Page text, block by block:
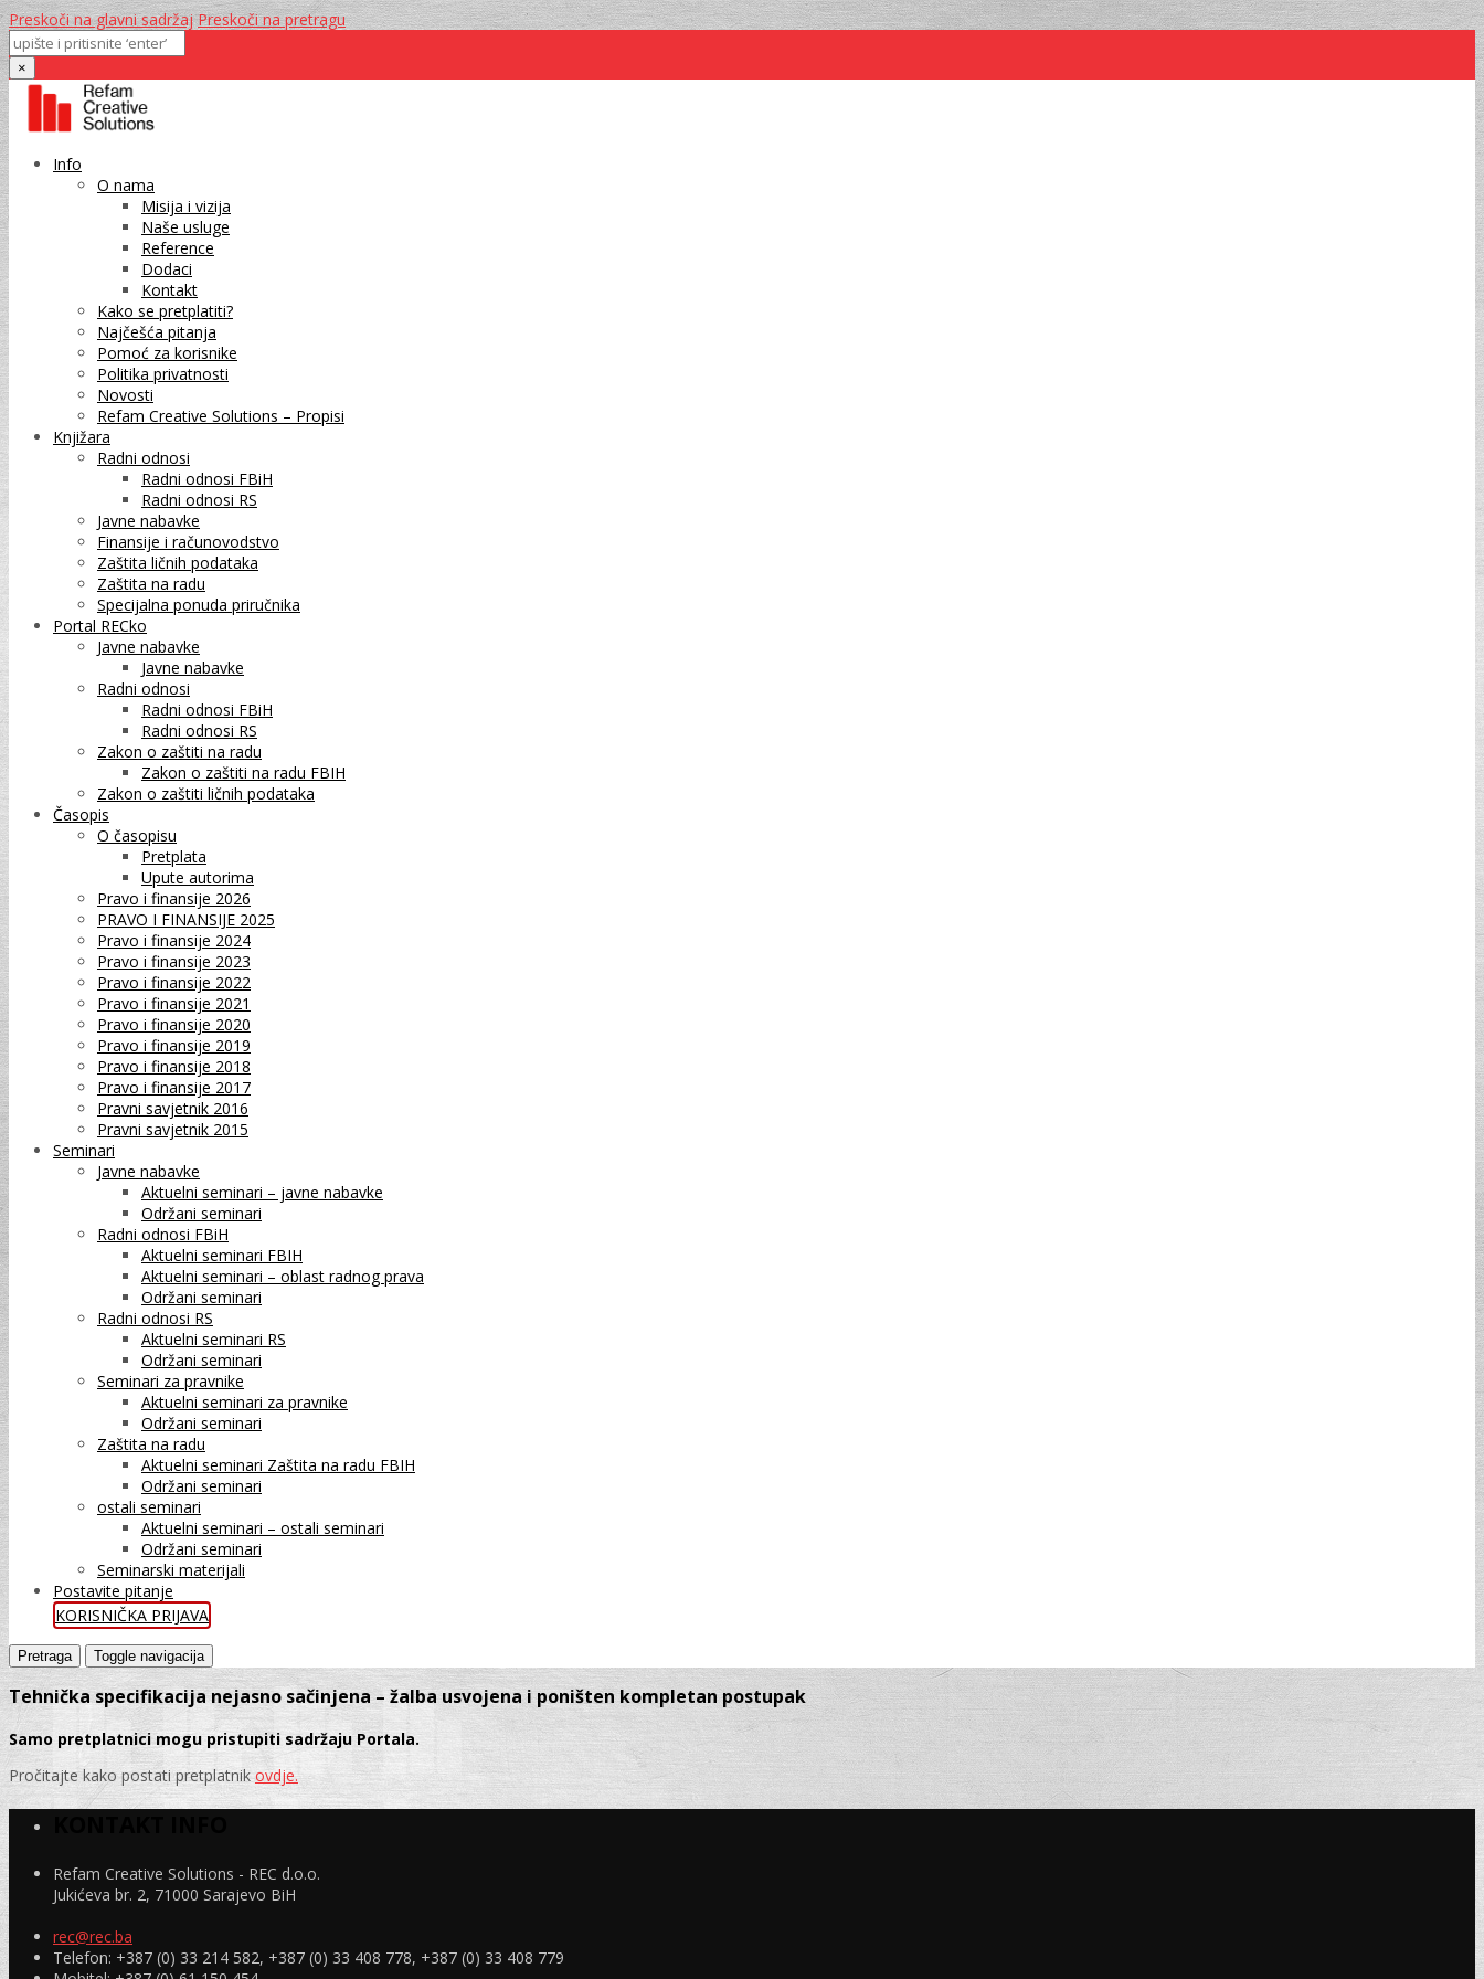
Preskoči na glavni sadržaj Preskoči na pretragu
×
Info
O nama
Misija i vizija
Naše usluge
Reference
Dodaci
Kontakt
Kako se pretplatiti?
Najčešća pitanja
Pomoć za korisnike
Politika privatnosti
Novosti
Refam Creative Solutions – Propisi
Knjižara
Radni odnosi
Radni odnosi FBiH
Radni odnosi RS
Javne nabavke
Finansije i računovodstvo
Zaštita ličnih podataka
Zaštita na radu
Specijalna ponuda priručnika
Portal RECko
Javne nabavke
Javne nabavke
Radni odnosi
Radni odnosi FBiH
Radni odnosi RS
Zakon o zaštiti na radu
Zakon o zaštiti na radu FBIH
Zakon o zaštiti ličnih podataka
Časopis
O časopisu
Pretplata
Upute autorima
Pravo i finansije 2026
PRAVO I FINANSIJE 2025
Pravo i finansije 2024
Pravo i finansije 2023
Pravo i finansije 2022
Pravo i finansije 2021
Pravo i finansije 2020
Pravo i finansije 2019
Pravo i finansije 2018
Pravo i finansije 2017
Pravni savjetnik 2016
Pravni savjetnik 2015
Seminari
Javne nabavke
Aktuelni seminari – javne nabavke
Održani seminari
Radni odnosi FBiH
Aktuelni seminari FBIH
Aktuelni seminari – oblast radnog prava
Održani seminari
Radni odnosi RS
Aktuelni seminari RS
Održani seminari
Seminari za pravnike
Aktuelni seminari za pravnike
Održani seminari
Zaštita na radu
Aktuelni seminari Zaštita na radu FBIH
Održani seminari
ostali seminari
Aktuelni seminari – ostali seminari
Održani seminari
Seminarski materijali
Postavite pitanje
KORISNIČKA PRIJAVA
Pretraga Toggle navigacija
Tehnička specifikacija nejasno sačinjena – žalba usvojena i poništen kompletan postupak
Samo pretplatnici mogu pristupiti sadržaju Portala.
Pročitajte kako postati pretplatnikovdje.
Refam Creative Solutions - REC d.o.o.
Jukićeva br. 2, 71000 Sarajevo BiH
rec@rec.ba
Telefon: +387 (0) 33 214 582, +387 (0) 33 408 778, +387 (0) 33 408 779